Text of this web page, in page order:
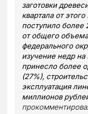
заготовки
квартала от
поступило более
от общего
федерального
изучение недр
принесло более
(27%),
эксплуатация
миллионов